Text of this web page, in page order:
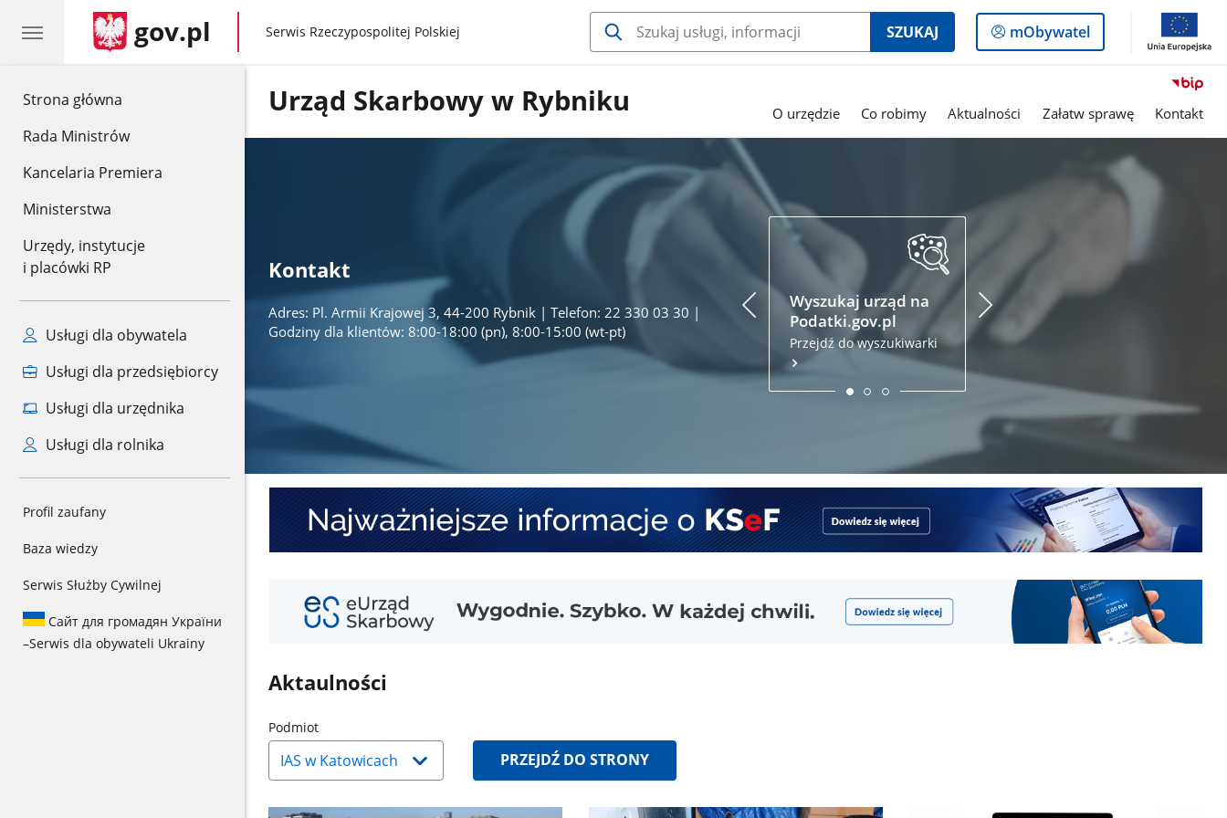
Strona główna
Rada Ministrów
Kancelaria Premiera
Ministerstwa
Urzędy, instytucje
i placówki RP
Usługi dla obywatela
Usługi dla przedsiębiorcy
Usługi dla urzędnika
Usługi dla rolnika
Profil zaufany
Baza wiedzy
Serwis Służby Cywilnej
Сайт для громадян України
–Serwis dla obywateli Ukrainy
gov.pl gov.pl
Serwis Rzeczypospolitej Polskiej SZUKAJ
Logowanie
do
mObywatel
Urząd Skarbowy w Rybniku O urzędzie Co robimy Aktualności Załatw sprawę Kontakt
Kontakt
Adres: Pl. Armii Krajowej 3, 44-200 Rybnik | Telefon: 22 330 03 30 |
Godziny dla klientów: 8:00-18:00 (pn), 8:00-15:00 (wt-pt)
Wyszukaj urząd na
Podatki.gov.pl
Przejdź do wyszukiwarki
Podatki.gov.pl
Złóż zeznanie podatkowe
przez internet
Najważniejsze
informacje
o
KSeF
Aktaulności
PodmiotNaciśnij
strzałkę
w
dół,
PRZEJDŹ DO STRONY